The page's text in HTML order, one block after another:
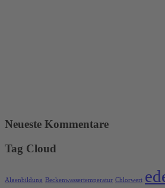
Neueste Kommentare
Tag Cloud
Algenbildung Beckenwassertemperatur Chlorwert